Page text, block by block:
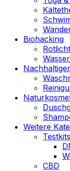
Biohacking
Weitere
Testkits
CBD